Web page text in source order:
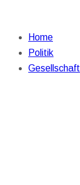
Home
Politik
Gesellschaft